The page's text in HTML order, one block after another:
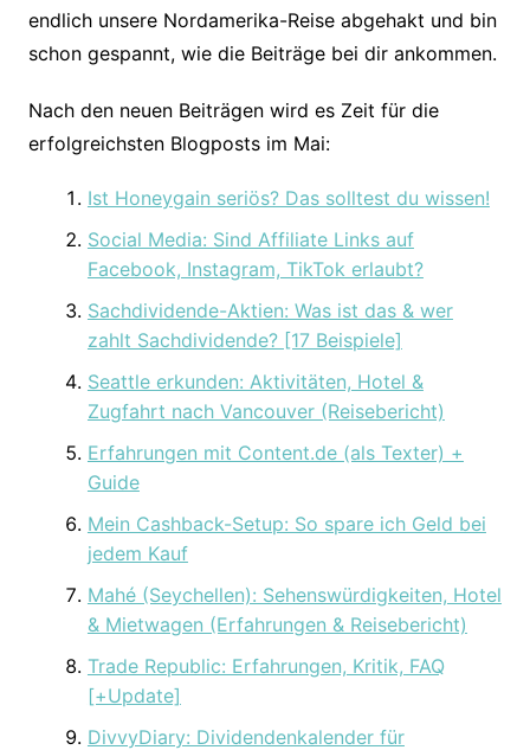
endlich unsere Nordamerika-Reise abgehakt und bin
schon gespannt, wie die Beiträge bei dir ankommen.
Nach den neuen Beiträgen wird es Zeit für die
erfolgreichsten Blogposts im Mai:
Ist Honeygain seriös? Das solltest du wissen!
Social Media: Sind Affiliate Links auf
Facebook, Instagram, TikTok erlaubt?
Sachdividende-Aktien: Was ist das & wer
zahlt Sachdividende? [17 Beispiele]
Seattle erkunden: Aktivitäten, Hotel &
Zugfahrt nach Vancouver (Reisebericht)
Erfahrungen mit Content.de (als Texter) +
Guide
Mein Cashback-Setup: So spare ich Geld bei
jedem Kauf
Mahé (Seychellen): Sehenswürdigkeiten, Hotel
& Mietwagen (Erfahrungen & Reisebericht)
Trade Republic: Erfahrungen, Kritik, FAQ
[+Update]
DivvyDiary: Dividendenkalender für